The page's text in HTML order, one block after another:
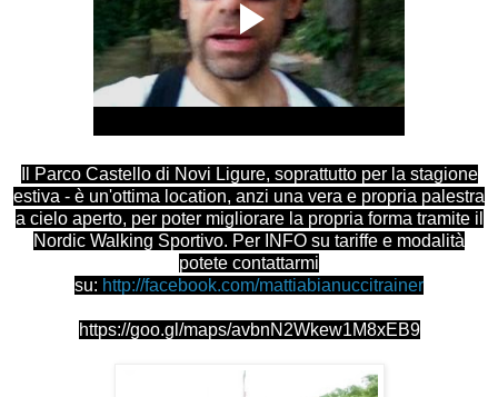
Il Parco Castello di Novi Ligure, soprattutto per la stagione
estiva - è un'ottima location, anzi una vera e propria palestra
a cielo aperto, per poter migliorare la propria forma tramite il
Nordic Walking Sportivo. Per INFO su tariffe e modalità
potete contattarmi
su: http://facebook.com/mattiabianuccitrainer
https://goo.gl/maps/avbnN2Wkew1M8xEB9